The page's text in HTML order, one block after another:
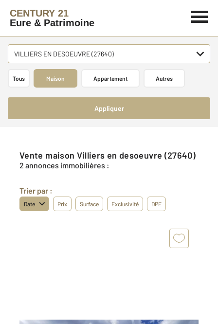
CENTURY 21
Eure & Patrimoine
VILLIERS EN DESOEUVRE (27640)
Tous Maison Appartement Autres
Appliquer
Vente maison Villiers en desoeuvre (27640)
2 annonces immobilières :
Trier par :
Date Prix Surface Exclusivité DPE